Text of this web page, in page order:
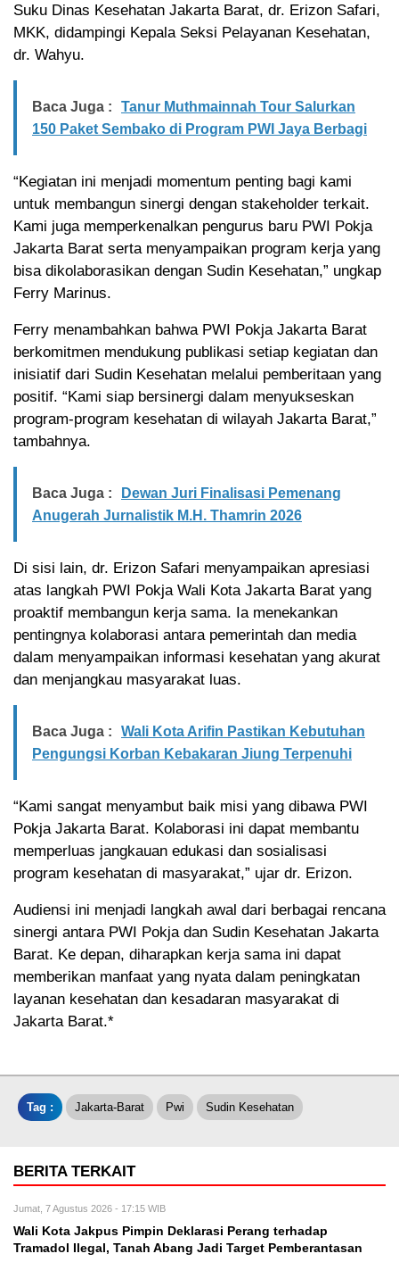
Suku Dinas Kesehatan Jakarta Barat, dr. Erizon Safari,
MKK, didampingi Kepala Seksi Pelayanan Kesehatan,
dr. Wahyu.
Baca Juga :
Tanur Muthmainnah Tour Salurkan
150 Paket Sembako di Program PWI Jaya Berbagi
“Kegiatan ini menjadi momentum penting bagi kami
untuk membangun sinergi dengan stakeholder terkait.
Kami juga memperkenalkan pengurus baru PWI Pokja
Jakarta Barat serta menyampaikan program kerja yang
bisa dikolaborasikan dengan Sudin Kesehatan,” ungkap
Ferry Marinus.
Ferry menambahkan bahwa PWI Pokja Jakarta Barat
berkomitmen mendukung publikasi setiap kegiatan dan
inisiatif dari Sudin Kesehatan melalui pemberitaan yang
positif. “Kami siap bersinergi dalam menyukseskan
program-program kesehatan di wilayah Jakarta Barat,”
tambahnya.
Baca Juga :
Dewan Juri Finalisasi Pemenang
Anugerah Jurnalistik M.H. Thamrin 2026
Di sisi lain, dr. Erizon Safari menyampaikan apresiasi
atas langkah PWI Pokja Wali Kota Jakarta Barat yang
proaktif membangun kerja sama. Ia menekankan
pentingnya kolaborasi antara pemerintah dan media
dalam menyampaikan informasi kesehatan yang akurat
dan menjangkau masyarakat luas.
Baca Juga :
Wali Kota Arifin Pastikan Kebutuhan
Pengungsi Korban Kebakaran Jiung Terpenuhi
“Kami sangat menyambut baik misi yang dibawa PWI
Pokja Jakarta Barat. Kolaborasi ini dapat membantu
memperluas jangkauan edukasi dan sosialisasi
program kesehatan di masyarakat,” ujar dr. Erizon.
Audiensi ini menjadi langkah awal dari berbagai rencana
sinergi antara PWI Pokja dan Sudin Kesehatan Jakarta
Barat. Ke depan, diharapkan kerja sama ini dapat
memberikan manfaat yang nyata dalam peningkatan
layanan kesehatan dan kesadaran masyarakat di
Jakarta Barat.*
Tag : Jakarta-Barat Pwi Sudin Kesehatan
BERITA TERKAIT
Jumat, 7 Agustus 2026 - 17:15 WIB
Wali Kota Jakpus Pimpin Deklarasi Perang terhadap
Tramadol Ilegal, Tanah Abang Jadi Target Pemberantasan